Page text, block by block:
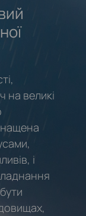
на великі
і